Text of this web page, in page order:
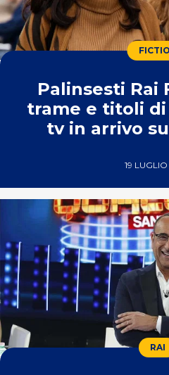
Palinsesti Rai
trame e titoli
tv in arrivo su
19
RAI